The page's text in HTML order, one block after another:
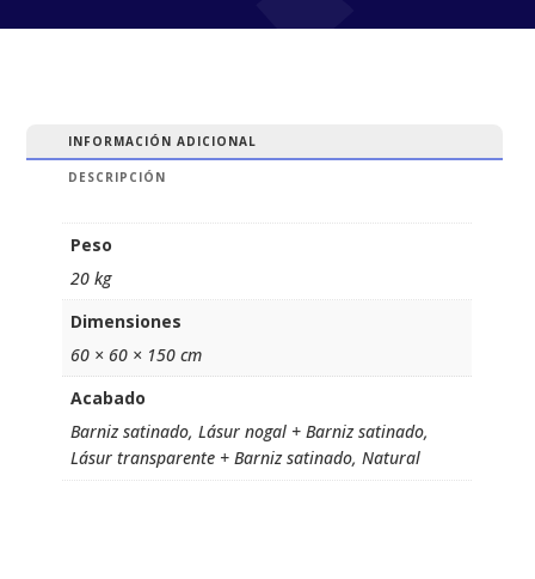
variantes.
pueden
elegir
página
producto
variantes.
pueden
en
INFORMACIÓN ADICIONAL
DESCRIPCIÓN
Peso
20 kg
Dimensiones
60 × 60 × 150 cm
Acabado
Barniz satinado, Lásur nogal + Barniz satinado,
Lásur transparente + Barniz satinado, Natural